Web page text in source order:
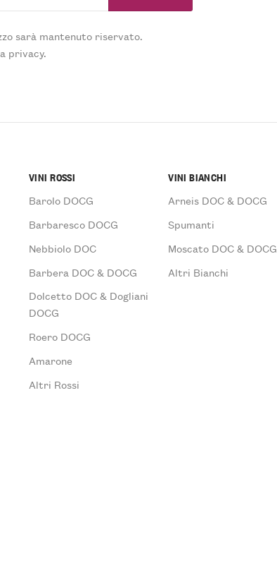
sarà mantenuto riservato.
privacy.
VINI ROSSI
Barolo DOCG
Barbaresco DOCG
Nebbiolo DOC
Barbera DOC & DOCG
Dolcetto DOC & Dogliani
DOCG
Roero DOCG
Amarone
Altri Rossi
VINI BIANCHI
Arneis DOC & DOCG
Spumanti
Moscato DOC & DOCG
Altri Bianchi